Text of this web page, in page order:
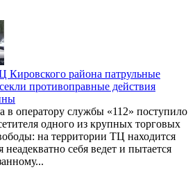
Кировского района патрульные
противоправные действия
в оператору службы «112» поступило
одного из крупных торговых
на территории ТЦ находится
себя ведет и пытается